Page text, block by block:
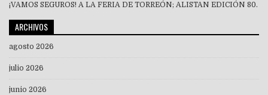
¡VAMOS SEGUROS! A LA FERIA DE TORREÓN; ALISTAN EDICIÓN 80.
ARCHIVOS
agosto 2026
julio 2026
junio 2026